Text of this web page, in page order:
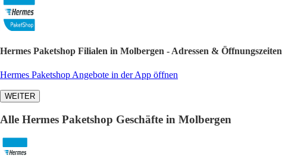
Hermes Paketshop Filialen in Molbergen - Adressen & Öffnungszeiten
Hermes Paketshop Angebote in der App öffnen
WEITER
Alle Hermes Paketshop Geschäfte in Molbergen